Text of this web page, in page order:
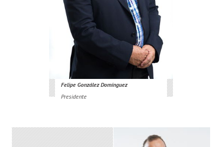
Felipe González Domínguez
Presidente